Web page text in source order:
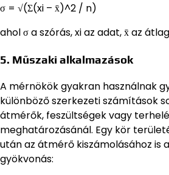
σ = √(Σ(xi – x̄)^2 / n)
ahol σ a szórás, xi az adat, x̄ az
5. Műszaki alkalmazások
A mérnökök gyakran használnak
különböző szerkezeti számítások
átmérők, feszültségek vagy
meghatározásánál. Egy kör
után az átmérő kiszámolásához is
gyökvonás: